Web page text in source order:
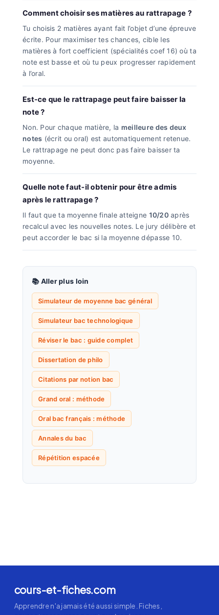
Comment choisir ses matières au rattrapage ?
Tu choisis 2 matières ayant fait l’objet d’une épreuve
écrite. Pour maximiser tes chances, cible les
matières à fort coefficient (spécialités coef 16) où ta
note est basse et où tu peux progresser rapidement
à l’oral.
Est-ce que le rattrapage peut faire baisser la
note ?
Non. Pour chaque matière, la meilleure des deux
notes (écrit ou oral) est automatiquement retenue.
Le rattrapage ne peut donc pas faire baisser ta
moyenne.
Quelle note faut-il obtenir pour être admis
après le rattrapage ?
Il faut que ta moyenne finale atteigne 10/20après
recalcul avec les nouvelles notes. Le jury délibère et
peut accorder le bac si la moyenne dépasse 10.
📚 Aller plus loin
Simulateur de moyenne bac général
Simulateur bac technologique
Réviser le bac : guide complet
Dissertation de philo
Citations par notion bac
Grand oral : méthode
Oral bac français : méthode
Annales du bac
Répétition espacée
cours-et-fiches.com
Apprendre n'a jamais été aussi simple. Fiches,